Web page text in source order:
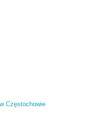
Częstochowie